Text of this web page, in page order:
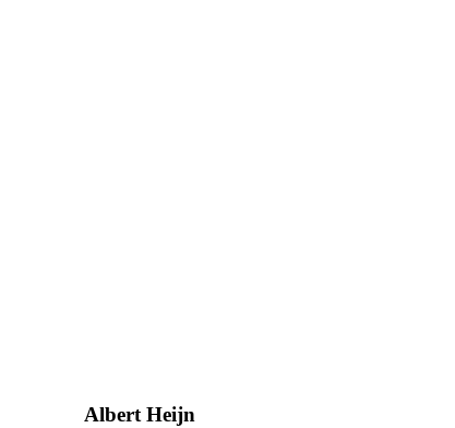
Albert Heijn